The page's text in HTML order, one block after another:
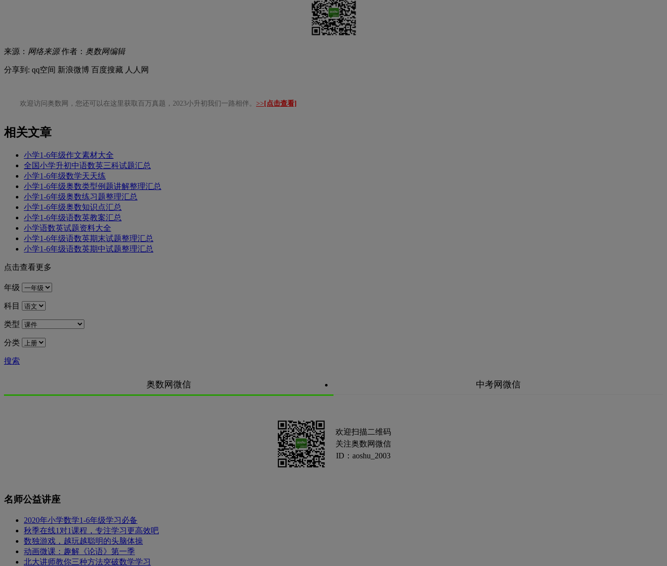
来源： 网络来源作者： 奥数网编辑
分享到: qq空间 新浪微博 百度搜藏 人人网
欢迎访问奥数网，您还可以在这里获取百万真题，2023小升初我们一路相伴。 >> [点击查看]
相关文章
小学1-6年级作文素材大全
全国小学升初中语数英三科试题汇总
小学1-6年级数学天天练
小学1-6年级奥数类型例题讲解整理汇总
小学1-6年级奥数练习题整理汇总
小学1-6年级奥数知识点汇总
小学1-6年级语数英教案汇总
小学语数英试题资料大全
小学1-6年级语数英期末试题整理汇总
小学1-6年级语数英期中试题整理汇总
点击查看更多
年级
科目
类型
分类
搜索
奥数网微信 中考网微信
欢迎扫描二维码
关注奥数网微信
ID：aoshu_2003
名师公益讲座
2020年小学数学1-6年级学习必备
秋季在线1对1课程，专注学习更高效吧
数独游戏，越玩越聪明的头脑体操
动画微课：趣解《论语》第一季
北大讲师教你三种方法突破数学学习